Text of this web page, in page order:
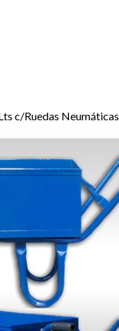
c/Ruedas Neumáticas